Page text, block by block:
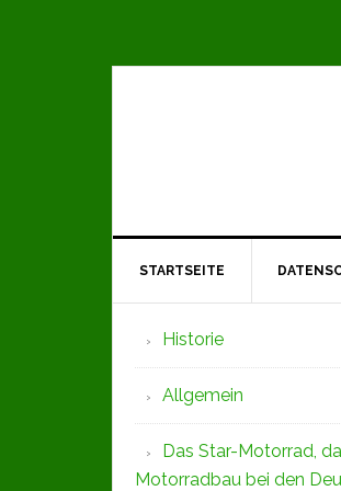
STARTSEITE
Seitenspalte
Historie
Allgemein
Das Star-Motorrad,
Motorradbau bei den